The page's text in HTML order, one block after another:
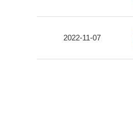
2022-11-07